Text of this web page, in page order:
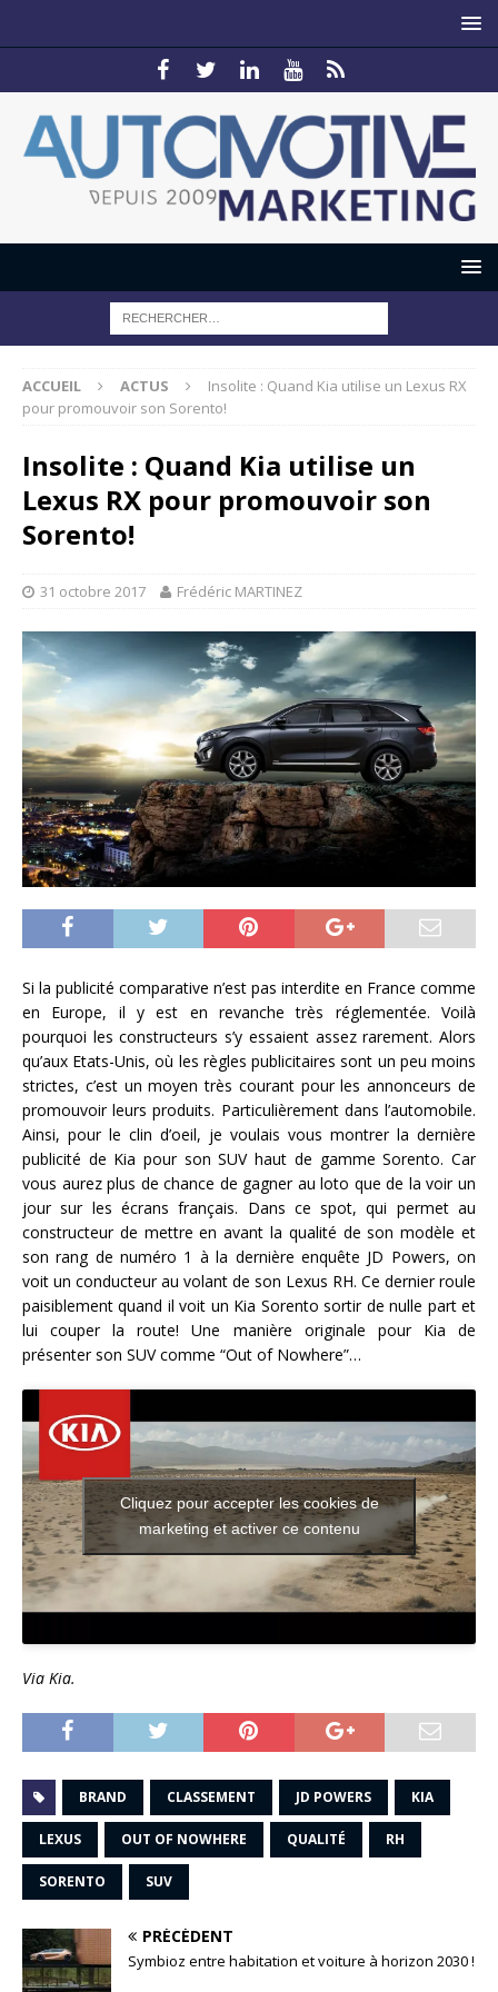
ACCUEIL ACTUS
Insolite : Quand Kia utilise un Lexus RX
pour promouvoir son Sorento!
Insolite : Quand Kia utilise un
Lexus RX pour promouvoir son
Sorento!
31 octobre 2017 Frédéric MARTINEZ
Si la publicité comparative n’est pas interdite en France comme
en Europe, il y est en revanche très réglementée. Voilà
pourquoi les constructeurs s’y essaient assez rarement. Alors
qu’aux Etats-Unis, où les règles publicitaires sont un peu moins
strictes, c’est un moyen très courant pour les annonceurs de
promouvoir leurs produits. Particulièrement dans l’automobile.
Ainsi, pour le clin d’oeil, je voulais vous montrer la dernière
publicité de Kia pour son SUV haut de gamme Sorento. Car
vous aurez plus de chance de gagner au loto que de la voir un
jour sur les écrans français. Dans ce spot, qui permet au
constructeur de mettre en avant la qualité de son modèle et
son rang de numéro 1 à la dernière enquête JD Powers, on
voit un conducteur au volant de son Lexus RH. Ce dernier roule
paisiblement quand il voit un Kia Sorento sortir de nulle part et
lui couper la route! Une manière originale pour Kia de
présenter son SUV comme “Out of Nowhere”…
Cliquez pour accepter les cookies de
marketing et activer ce contenu
Via Kia.
BRAND CLASSEMENT JD POWERS KIA
LEXUS OUT OF NOWHERE QUALITÉ RH
SORENTO SUV
PRÉCÉDENT
Symbioz entre habitation et voiture à horizon 2030 !